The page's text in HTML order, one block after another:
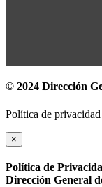
© 2024 Dirección
Política de privacidad
×
Política de
Dirección General